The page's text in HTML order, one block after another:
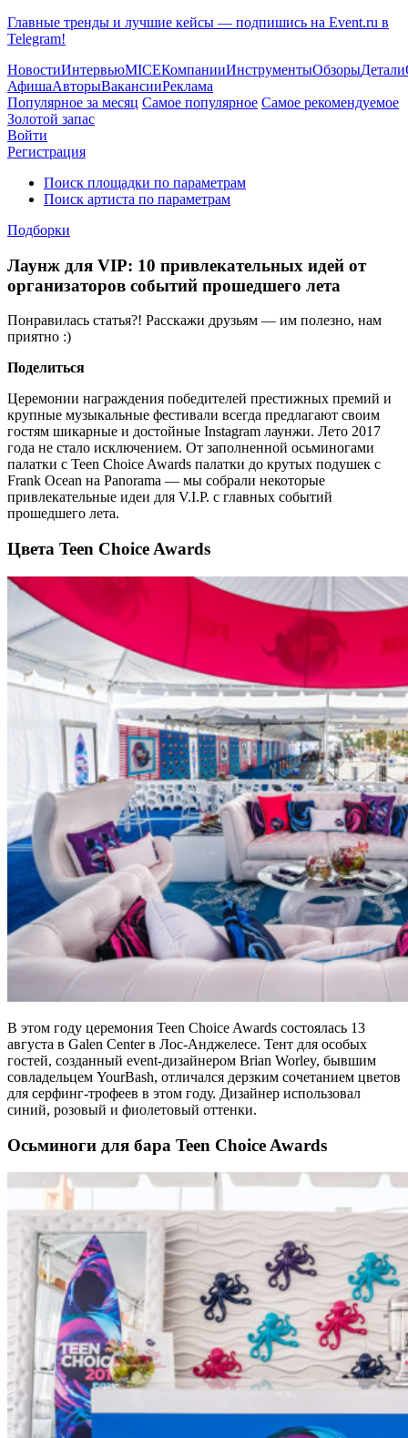
Главные тренды и лучшие кейсы — подпишись на Event.ru в
Telegram!
НовостиИнтервьюMICEКомпанииИнструментыОбзорыДетали
АфишаАвторыВакансииРеклама
Популярное за месяц Самое популярное Самое рекомендуемое
Золотой запас
Войти
Регистрация
Поиск площадки по параметрам
Поиск артиста по параметрам
Подборки
Лаунж для VIP: 10 привлекательных идей от
организаторов событий прошедшего лета
Понравилась статья?! Расскажи друзьям — им полезно, нам
приятно :)
Поделиться
Церемонии награждения победителей престижных премий и
крупные музыкальные фестивали всегда предлагают своим
гостям шикарные и достойные Instagram лаунжи. Лето 2017
года не стало исключением. От заполненной осьминогами
палатки с Teen Choice Awards палатки до крутых подушек с
Frank Ocean на Panorama — мы собрали некоторые
привлекательные идеи для V.I.P. с главных событий
прошедшего лета.
Цвета Teen Choice Awards
В этом году церемония Teen Choice Awards состоялась 13
августа в Galen Center в Лос-Анджелесе. Тент для особых
гостей, созданный event-дизайнером Brian Worley, бывшим
совладельцем YourBash, отличался дерзким сочетанием цветов
для серфинг-трофеев в этом году. Дизайнер использовал
синий, розовый и фиолетовый оттенки.
Осьминоги для бара Teen Choice Awards